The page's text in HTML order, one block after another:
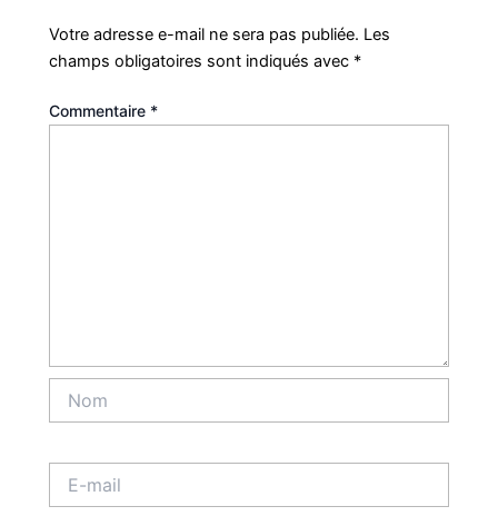
Votre adresse e-mail ne sera pas publiée. Les
champs obligatoires sont indiqués avec *
Commentaire *
mail